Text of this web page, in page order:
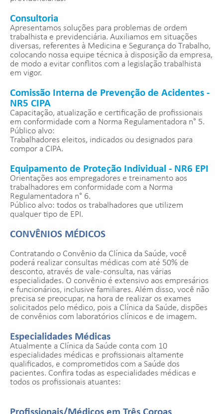
Consultoria
Apresentamos soluções para problemas de ordem
trabalhista e previdenciária. Auxiliamos em situações
diversas, referentes à Medicina e Segurança do Trabalho,
colocando nossa equipe técnica à disposição da empresa,
de modo a evitar conflitos com a legislação trabalhista
em vigor.
Comissão Interna de Prevenção de Acidentes -
NR5 CIPA
Capacitação, atualização e certificação de profissionais
em conformidade com a Norma Regulamentadora n° 5.
Público alvo:
Trabalhadores eleitos, indicados ou designados para
compor a CIPA.
Equipamento de Proteção Individual - NR6 EPI
Orientações aos empregadores e treinamento aos
trabalhadores em conformidade com a Norma
Regulamentadora n° 6.
Público alvo: todos os trabalhadores que utilizem
qualquer tipo de EPI.
CONVÊNIOS MÉDICOS
Contratando o Convênio da Clínica da Saúde, você
poderá realizar consultas médicas com até 50% de
desconto, através de vale-consulta, nas várias
especialidades. O convênio é extensivo aos empresários
e funcionários, inclusive familiares. Além disso, você não
precisa se preocupar, na hora de realizar os exames
solicitados pelo médico, pois a Clínica da Saúde, dispões
de convênios com laboratórios clínicos e de imagem.
Especialidades Médicas
Atualmente a Clínica da Saúde conta com 10
especialidades médicas e profissionais altamente
qualificados, e comprometidos com a Saúde dos
pacientes. Confira todas as especialidades médicas e
todos os profissionais atuantes: